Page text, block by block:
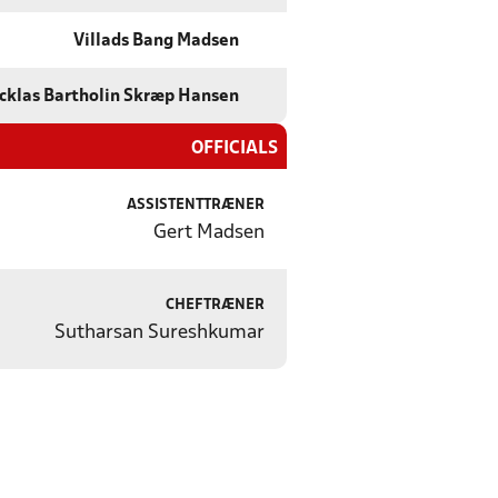
Villads Bang Madsen
Bartholin Skræp Hansen
OFFICIALS
ASSISTENTTRÆNER
Gert Madsen
CHEFTRÆNER
Sutharsan Sureshkumar